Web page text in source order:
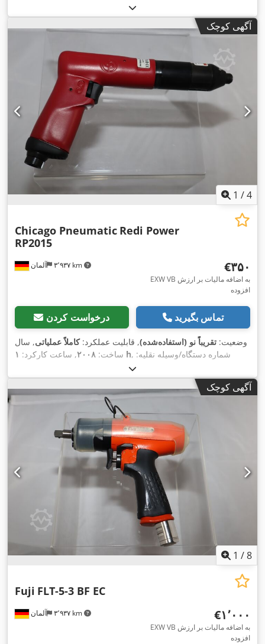
آگهی کوچک
1 /4
آلمان ۳٬۹۳۷ km
Chicago Pneumatic Redi Power
RP2015
‎€۳۵۰
EXW VB به اضافه مالیات بر ارزش
افزوده
درخواست کردن تماس بگیرید
وضعیت: تقریباً نو (استفاده‌شده), قابلیت عملکرد:کاملاً عملیاتی, سال
ساخت: ۲۰۰۸, ساعت کارکرد: ۱ h , شماره دستگاه/وسیله نقلیه:
آگهی کوچک
1 /8
آلمان ۳٬۹۳۷ km
Fuji FLT-5-3 BF EC
‎€۱٬۰۰۰
EXW VB به اضافه مالیات بر ارزش
افزوده